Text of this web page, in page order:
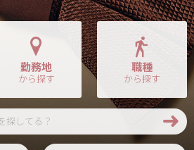
勤務地
から探す
職種
から探す